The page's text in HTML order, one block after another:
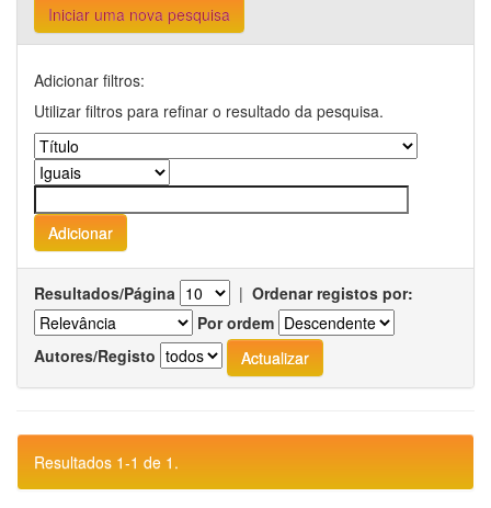
Iniciar uma nova pesquisa
Adicionar filtros:
Utilizar filtros para refinar o resultado da pesquisa.
Resultados/Página | Ordenar registos por:
Por ordem
Autores/Registo
Resultados 1-1 de 1.